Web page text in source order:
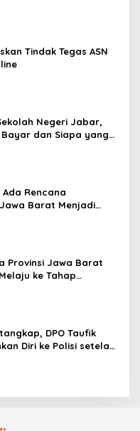
Tindak Tegas ASN
Negeri Jabar,
dan Siapa yang
Ada Rencana
Barat Menjadi
Provinsi Jawa Barat
ke Tahap
DPO Taufik
Diri ke Polisi setelah